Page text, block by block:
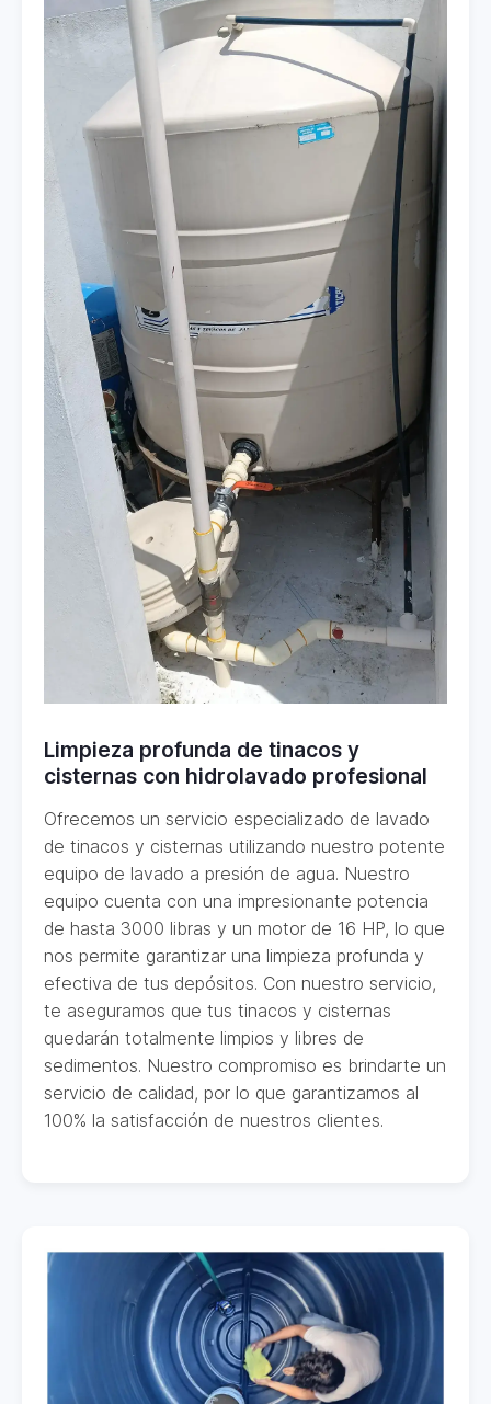
Limpieza profunda de tinacos y
cisternas con hidrolavado profesional
Ofrecemos un servicio especializado de lavado
de tinacos y cisternas utilizando nuestro potente
equipo de lavado a presión de agua. Nuestro
equipo cuenta con una impresionante potencia
de hasta 3000 libras y un motor de 16 HP, lo que
nos permite garantizar una limpieza profunda y
efectiva de tus depósitos. Con nuestro servicio,
te aseguramos que tus tinacos y cisternas
quedarán totalmente limpios y libres de
sedimentos. Nuestro compromiso es brindarte un
servicio de calidad, por lo que garantizamos al
100% la satisfacción de nuestros clientes.